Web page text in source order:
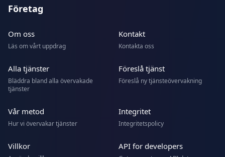
Företag
Om oss
Läs om vårt uppdrag
Kontakt
Kontakta oss
Alla tjänster
Bläddra bland alla övervakade
tjänster
Föreslå tjänst
Föreslå ny tjänsteövervakning
Vår metod
Hur vi övervakar tjänster
Integritet
Integritetspolicy
Villkor API for developers